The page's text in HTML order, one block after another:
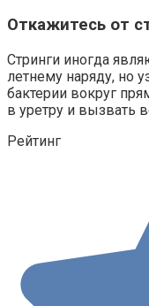
Откажитесь от
Стринги иногда
летнему наряду, но
бактерии вокруг
в уретру и вызвать
Рейтинг